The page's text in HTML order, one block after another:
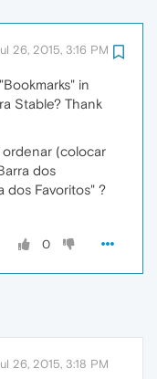
26, 2015, 3:16 PM
in
Stable? Thank
(colocar
dos
dos Favoritos" ?
0
26, 2015, 3:18 PM